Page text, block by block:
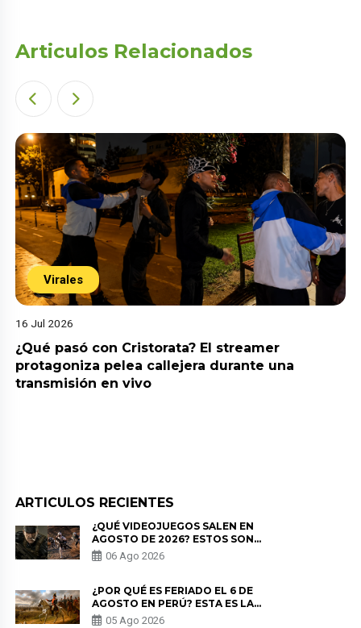
Articulos Relacionados
Virales
16 Jul 2026
¿Qué pasó con Cristorata? El streamer
protagoniza pelea callejera durante una
transmisión en vivo
ARTICULOS RECIENTES
¿QUÉ VIDEOJUEGOS SALEN EN
AGOSTO DE 2026? ESTOS SON
LOS ESTRENOS MÁS ESPERADOS
06 Ago 2026
¿POR QUÉ ES FERIADO EL 6 DE
AGOSTO EN PERÚ? ESTA ES LA
HISTORIA
05 Ago 2026